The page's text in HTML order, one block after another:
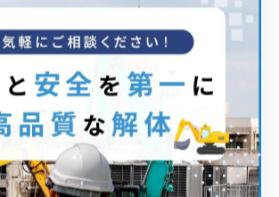
対応策
行政リスク
現場での養生・点検
工事中断の可能性
分別・処理計画提出
指導や罰則リスク
事前説明・苦情対応
苦情・行政指導
リサイクル法等の手
続き
届出漏れによる指
導